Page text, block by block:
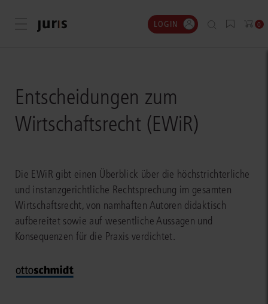
Menü öffnen LOGIN 0
Entscheidungen zum
Wirtschaftsrecht (EWiR)
Die EWiR gibt einen Überblick über die höchstrichterliche
und instanzgerichtliche Rechtsprechung im gesamten
Wirtschaftsrecht, von namhaften Autoren didaktisch
aufbereitet sowie auf wesentliche Aussagen und
Konsequenzen für die Praxis verdichtet.